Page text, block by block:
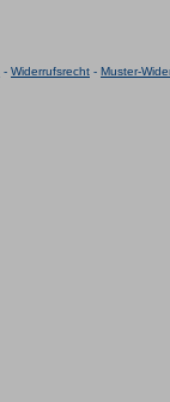
- Widerrufsrecht - Muster-